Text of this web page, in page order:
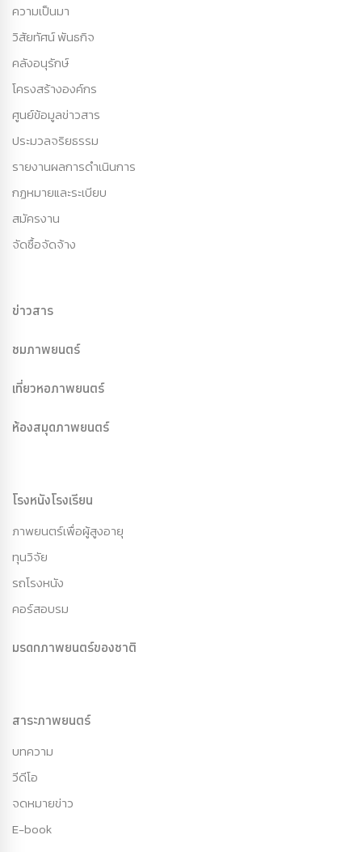
ความเป็นมา
วิสัยทัศน์ พันธกิจ
คลังอนุรักษ์
โครงสร้างองค์กร
ศูนย์ข้อมูลข่าวสาร
ประมวลจริยธรรม
รายงานผลการดำเนินการ
กฏหมายและระเบียบ
สมัครงาน
จัดซื้อจัดจ้าง
ข่าวสาร
ชมภาพยนตร์
เที่ยวหอภาพยนตร์
ห้องสมุดภาพยนตร์
โรงหนังโรงเรียน
ภาพยนตร์เพื่อผู้สูงอายุ
ทุนวิจัย
รถโรงหนัง
คอร์สอบรม
มรดกภาพยนตร์ของชาติ
สาระภาพยนตร์
บทความ
วีดีโอ
จดหมายข่าว
E-book